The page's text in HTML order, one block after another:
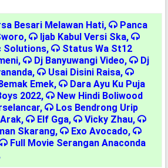
Besari Melawan Hati,
Panca
, Ijab Kabul Versi Ska,
Solutions,
Status Wa St12
, Dj Banyuwangi Video,
Dj
, Usai Disini Raisa,
Emek,
Dara Ayu Ku Puja
2022,
New Hindi Boliwood
,
Los Bendrong Urip
, Elf Gga, Vicky Zhau,
Skarang, Exo Avocado,
Full Movie Serangan Anaconda